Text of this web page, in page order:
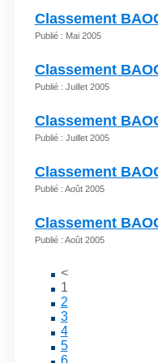
Classement
Publié : Mai 2005
Classement
Publié : Juillet 2005
Classement
Publié : Juillet 2005
Classement
Publié : Août 2005
Classement
Publié : Août 2005
<
1
2
3
4
5
6